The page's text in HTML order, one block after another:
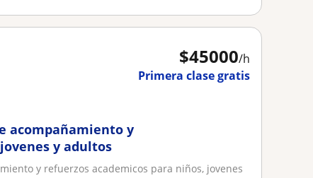
$45000/h
Primera clase gratis
acompañamiento y
y adultos
y refuerzos academicos para niños, jovenes